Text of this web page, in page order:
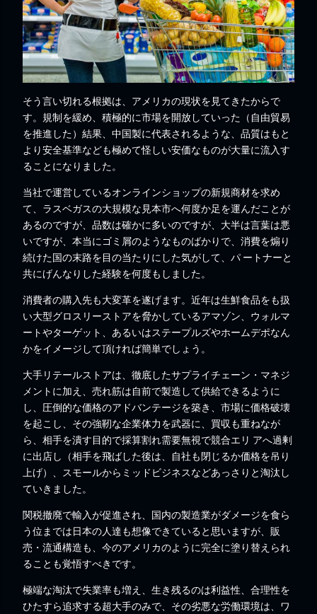
そう言い切れる根拠は、アメリカの現状を見てきたからで
す。規制を緩め、積極的に市場を開放していった（自由貿易
を推進した）結果、中国製に代表されるような、品質はもと
より安全基準なども極めて怪しい安価なものが大量に流入す
ることになりました。
当社で運営しているオンラインショップの新規商材を求め
て、ラスベガスの大規模な見本市へ何度か足を運んだことが
あるのですが、品数は確かに多いのですが、大半は言葉は悪
いですが、本当にゴミ屑のようなものばかりで、消費を煽り
続けた国の末路を目の当たりにした気がして、パ ートナーと
共にげんなりした経験を何度もしました。
消費者の購入先も大変革を遂げます。近年は生鮮食品をも扱
い大型グロスリーストアを脅かしているアマゾン、ウォルマ
ートやターゲット、あるいはステープルズやホームデポなん
かをイメージして頂ければ簡単でしょう。
大手リテールストアは、徹底したサプライチェーン・マネジ
メントに加え、売れ筋は自前で製造して供給できるように
し、圧倒的な価格のアドバンテージを築き、市場に価格破壊
を起こし、その強靭な企業体力を武器に、買収も重ねなが
ら、相手を潰す目的で採算割れ需要無視で競合エリ アへ過剰
に出店し（相手を飛ばした後は、自社も閉じるか価格を吊り
上げ）、スモールからミッドビジネスなどあっさりと淘汰し
ていきました。
関税撤廃で輸入が促進され、国内の製造業がダメージを食ら
う位までは日本の人達も想像できていると思いますが、販
売・流通構造も、今のアメリカのように完全に塗り替えられ
ることも覚悟すべきです。
極端な淘汰で失業率も増え、生き残るのは利益性、合理性を
ひたすら追求する超大手のみで、その劣悪な労働環境は、ワ